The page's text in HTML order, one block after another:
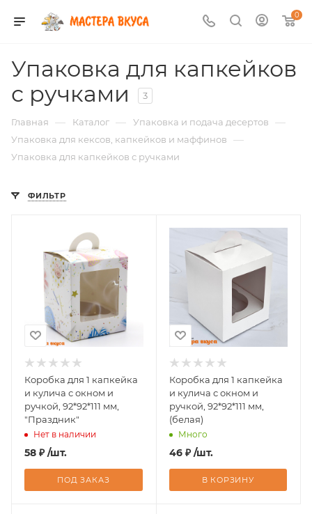
0
Упаковка для капкейков
с ручками
3
Главная — Каталог — Упаковка и подача десертов —
Упаковка для кексов, капкейков и маффинов —
Упаковка для капкейков с ручками
ФИЛЬТР
Коробка для 1 капкейка
и кулича с окном и
ручкой, 92*92*111 мм,
"Праздник"
Нет в наличии
58 ₽ /шт.
ПОД ЗАКАЗ
Коробка для 1 капкейка
и кулича с окном и
ручкой, 92*92*111 мм,
(белая)
Много
46 ₽ /шт.
В КОРЗИНУ